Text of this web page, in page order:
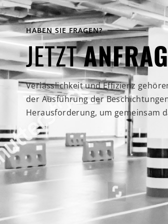
HABEN SIE FRAGEN?
JETZT
Verlässlichkeit und Effizienz
der Ausführung der
Herausforderung, um gemeinsam